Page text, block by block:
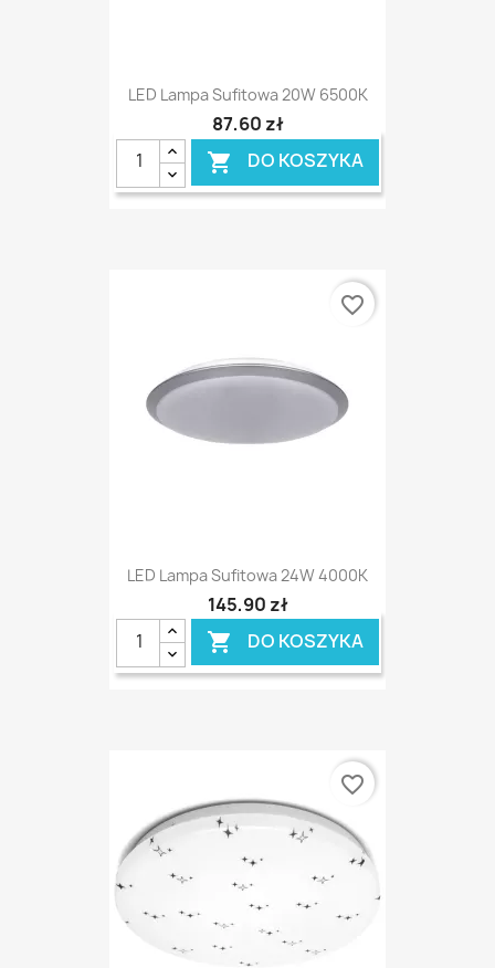
LED Lampa Sufitowa 20W 6500K
87,60 zł
 DO KOSZYKA
LED Lampa Sufitowa 24W 4000K
145,90 zł
 DO KOSZYKA
favorite_border
favorite_border